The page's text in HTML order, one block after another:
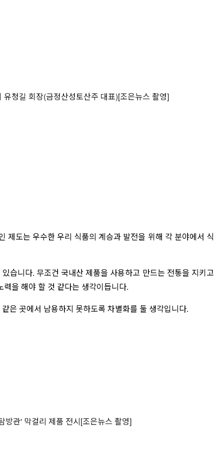
유청길 회장(금정산성토산주 대표)[조은뉴스 촬영]
도는 우수한 우리 식품의 계승과 발전을 위해 각 분야에서 식
습니다. 무조건 국내산 제품을 사용하고 만드는 전통을 지키고
을 해야 할 것 같다는 생각이듭니다.
은 곳에서 남용하지 못하도록 차별화를 둘 생각입니다.
방관' 막걸리 제품 전시[조은뉴스 촬영]